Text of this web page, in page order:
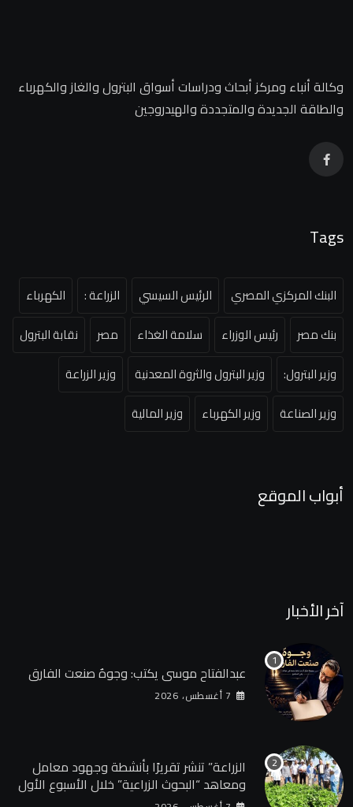
وكالة أنباء ومركز أبحاث ودراسات أسواق البترول والغاز والكهرباء
والطاقة الجديدة والمتجددة والهيدروجين
Tags
البنك المركزي المصري الرئيس السيسي الزراعة :
الكهرباء
بنك مصر
رئيس الوزراء سلامة الغذاء مصر
نقابة البترول
وزير البترول:
وزير البترول والثروة المعدنية
وزير الزراعة
وزير الصناعة
وزير الكهرباء وزير المالية
أبواب الموقع
آخر الأخبار
عبدالفتاح موسى يكتب: وجوهٌ صنعت الفارق
7 أغسطس، 2026
الزراعة” تنشر تقريرًا بأنشطة وجهود معامل
ومعاهد “البحوث الزراعية” خلال الأسبوع الأول
من أغسطس 2026